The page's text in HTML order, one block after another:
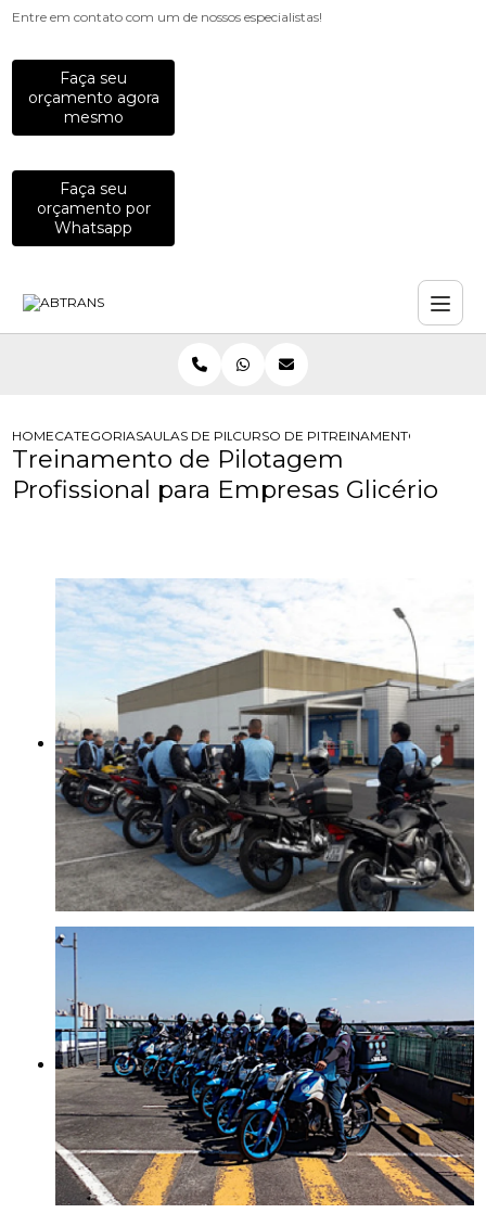
Entre em contato com um de nossos especialistas!
Faça seu
orçamento agora
mesmo
Faça seu
orçamento por
Whatsapp
HOMECATEGORIASAULAS DE PILOTAGEM PARA EMPRESAS
CURSO DE PILOTAGEM PARA
TREINAMENTO DE
Treinamento de Pilotagem
Profissional para Empresas Glicério